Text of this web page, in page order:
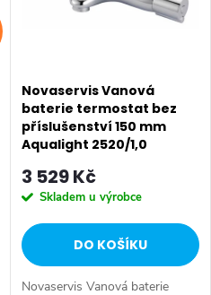
Novaservis Vanová
baterie termostat bez
příslušenství 150 mm
Aqualight 2520/1,0
3 529 Kč
Skladem u výrobce
DO KOŠÍKU
Novaservis Vanová baterie